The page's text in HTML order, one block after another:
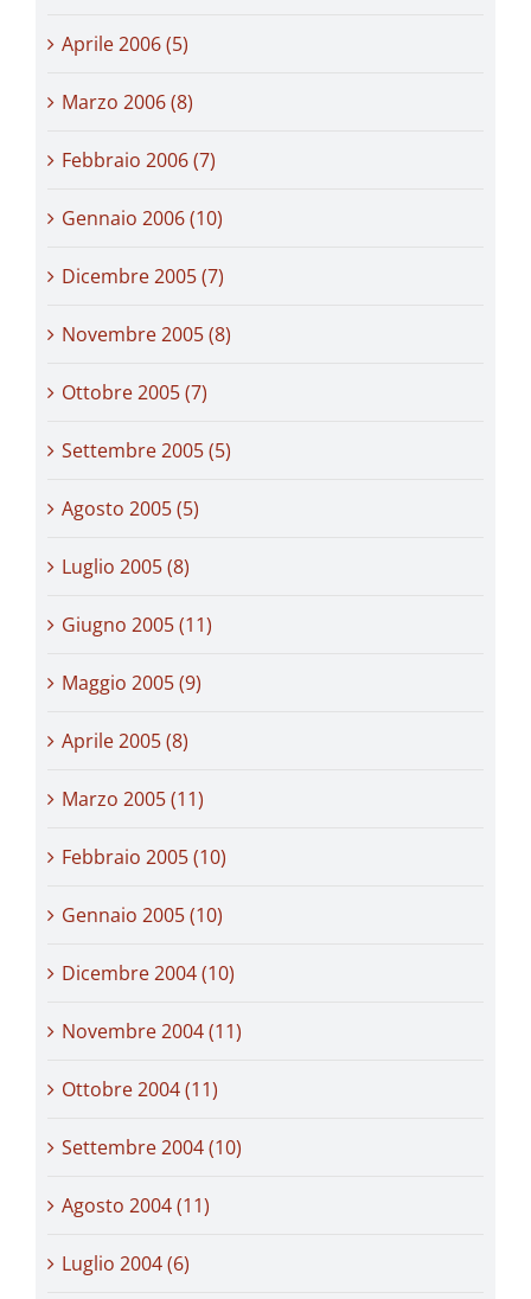
Aprile 2006 (5)
Marzo 2006 (8)
Febbraio 2006 (7)
Gennaio 2006 (10)
Dicembre 2005 (7)
Novembre 2005 (8)
Ottobre 2005 (7)
Settembre 2005 (5)
Agosto 2005 (5)
Luglio 2005 (8)
Giugno 2005 (11)
Maggio 2005 (9)
Aprile 2005 (8)
Marzo 2005 (11)
Febbraio 2005 (10)
Gennaio 2005 (10)
Dicembre 2004 (10)
Novembre 2004 (11)
Ottobre 2004 (11)
Settembre 2004 (10)
Agosto 2004 (11)
Luglio 2004 (6)